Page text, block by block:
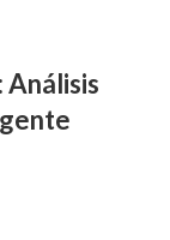
Análisis